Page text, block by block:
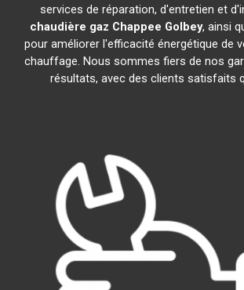
services de réparation, d'entretien et
chaudière gaz Chappee Golbey, ainsi
pour améliorer l'efficacité énergétique de
chauffage. Nous sommes fiers de nos
résultats, avec des clients satisfaits